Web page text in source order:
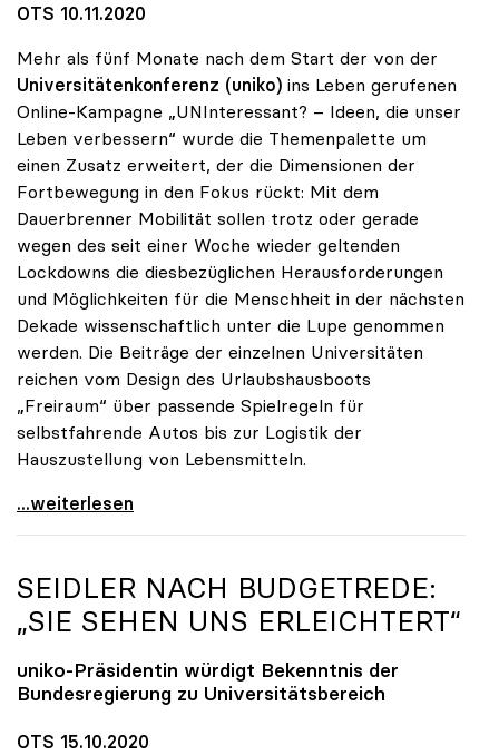
OTS 10.11.2020
Mehr als fünf Monate nach dem Start der von der
Universitätenkonferenz (uniko) ins Leben gerufenen
Online-Kampagne „UNInteressant? – Ideen, die unser
Leben verbessern“ wurde die Themenpalette um
einen Zusatz erweitert, der die Dimensionen der
Fortbewegung in den Fokus rückt: Mit dem
Dauerbrenner Mobilität sollen trotz oder gerade
wegen des seit einer Woche wieder geltenden
Lockdowns die diesbezüglichen Herausforderungen
und Möglichkeiten für die Menschheit in der nächsten
Dekade wissenschaftlich unter die Lupe genommen
werden. Die Beiträge der einzelnen Universitäten
reichen vom Design des Urlaubshausboots
„Freiraum“ über passende Spielregeln für
selbstfahrende Autos bis zur Logistik der
Hauszustellung von Lebensmitteln.
Online-Kampagne „UNInteressant?“ legt Fokus auf
...weiterlesen
SEIDLER NACH BUDGETREDE:
„SIE SEHEN UNS ERLEICHTERT“
uniko-Präsidentin würdigt Bekenntnis der
Bundesregierung zu Universitätsbereich
OTS 15.10.2020